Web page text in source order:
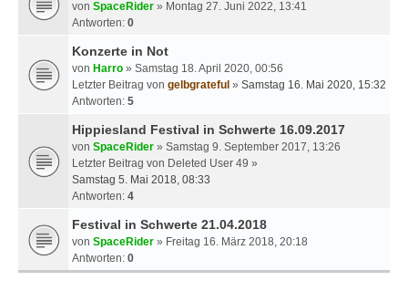
von SpaceRider » Montag 27. Juni 2022, 13:41
Antworten: 0
Konzerte in Not
von Harro » Samstag 18. April 2020, 00:56
Letzter Beitrag von gelbgrateful » Samstag 16. Mai 2020, 15:32
Antworten: 5
Hippiesland Festival in Schwerte 16.09.2017
von SpaceRider » Samstag 9. September 2017, 13:26
Letzter Beitrag von Deleted User 49 »
Samstag 5. Mai 2018, 08:33
Antworten: 4
Festival in Schwerte 21.04.2018
von SpaceRider » Freitag 16. März 2018, 20:18
Antworten: 0